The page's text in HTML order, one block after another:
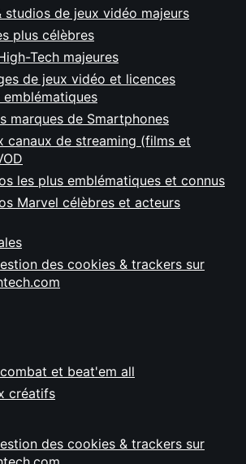
studios de jeux vidéo majeurs
plus célèbres
Tech majeures
de jeux vidéo et licences
marques de Smartphones
canaux de streaming (films et
les plus emblématiques et connus
Marvel célèbres et acteurs
des cookies & trackers sur
et beat'em all
créatifs
des cookies & trackers sur